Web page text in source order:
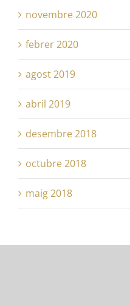
novembre 2020
febrer 2020
agost 2019
abril 2019
desembre 2018
octubre 2018
maig 2018